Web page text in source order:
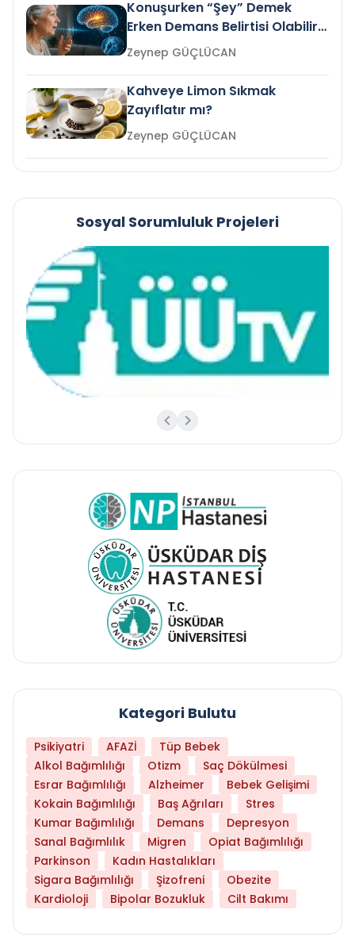
Konuşurken “Şey” Demek
Erken Demans Belirtisi Olabilir
mi?
Zeynep GÜÇLÜCAN
Kahveye Limon Sıkmak
Zayıflatır mı?
Zeynep GÜÇLÜCAN
Sosyal Sorumluluk Projeleri
Kategori Bulutu
Psikiyatri AFAZİ
Tüp Bebek
Alkol Bağımlılığı
Otizm
Saç Dökülmesi
Esrar Bağımlılığı
Alzheimer
Bebek Gelişimi
Kokain Bağımlılığı
Baş Ağrıları
Stres
Kumar Bağımlılığı
Demans
Depresyon
Sanal Bağımlılık
Migren
Opiat Bağımlılığı
Parkinson
Kadın Hastalıkları
Sigara Bağımlılığı
Şizofreni
Obezite
Kardioloji
Bipolar Bozukluk Cilt Bakımı